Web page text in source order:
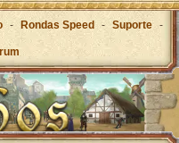
- Rondas Speed - Suporte -